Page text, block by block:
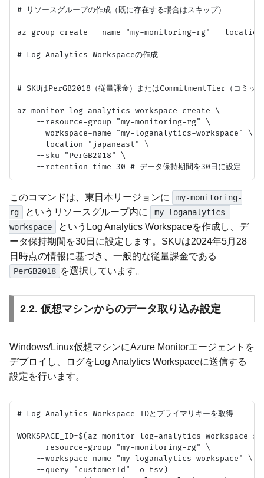
# リソースグループの作成（既に存在する場合はスキップ）
az group create --name "my-monitoring-rg" --
# Log Analytics Workspaceの作成
# SKUはPerGB2018（従量課金）またはCommitmentTier（コミッ
az monitor log-analytics workspace create \
    --resource-group "my-monitoring-rg" \
    --workspace-name "my-loganalytics-workspace" \
    --location "japaneast" \
    --sku "PerGB2018" \
このコマンドは、東日本リージョンに
my-monitoring-
rg
というリソースグループ内に
my-loganalytics-
workspace
というLog Analytics Workspaceを作成し、デ
ータ保持期間を30日に設定します。SKUは2024年5月28
日時点の情報に基づき、一般的な従量課金である
PerGB2018 を選択しています。
2.2. 仮想マシンからのデータ取り込み設定
Windows/Linux仮想マシンにAzure Monitorエージェントを
デプロイし、ログをLog Analytics Workspaceに送信する
設定を行います。
# Log Analytics Workspace IDとプライマリキーを取得
WORKSPACE_ID=$(az monitor log-analytics workspace
    --resource-group "my-monitoring-rg" \
    --workspace-name "my-loganalytics-workspace" \
    --query "customerId" -o tsv)